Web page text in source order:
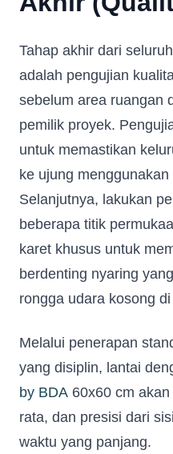
Tahap akhir dari
adalah pengujian
sebelum area ruangan
pemilik proyek.
untuk memastikan
ke ujung
Selanjutnya, lakukan
beberapa titik
karet khusus untuk
berdenting nyaring
rongga udara kosong
Melalui penerapan
yang disiplin, lantai
by BDA 60x60 cm
rata, dan presisi dari
waktu yang panjang.